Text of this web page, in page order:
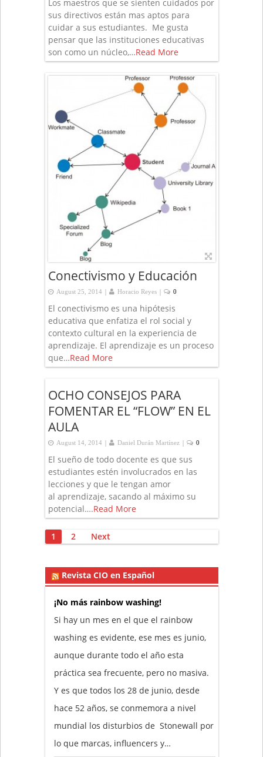
Los maestros que se sienten cuidados por
sus directivos están mas aptos para
cuidar a sus estudiantes. Me gusta
pensar que las instituciones educativas
son como un núcleo,…Read More
Conectivismo y Educación
August 25, 2014 | Horacio Reyes | 0
El conectivismo es una hipótesis
educativa que enfatiza el rol social y
contexto cultural en la experiencia de
aprendizaje. El aprendizaje es un proceso
que…Read More
OCHO CONSEJOS PARA
FOMENTAR EL “FLOW” EN EL
AULA
August 14, 2014 | Daniel Durán Martínez | 0
El sueño de todo docente es que sus
estudiantes estén involucrados en las
lecciones y que le tengan amor
al aprendizaje, sacando al máximo su
potencial….Read More
Posts
1 2 Next
Revista CIO en Español
¡No más rainbow washing!
Si hay un mes en el que el rainbow
washing es evidente, ese mes es junio,
aunque durante todo el año esta
práctica sea frecuente, pero no masiva.
Y es que todos los 28 de junio, desde
hace 52 años, se conmemora a nivel
mundial los disturbios de Stonewall por
lo que marcas, influencers y…